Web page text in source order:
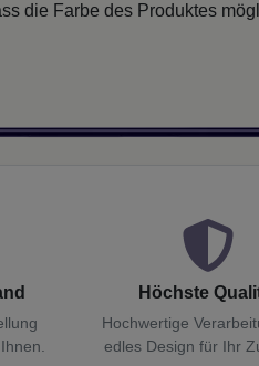
die Farbe des Produktes
Höchste
Hochwertige
edles Design für Ihr